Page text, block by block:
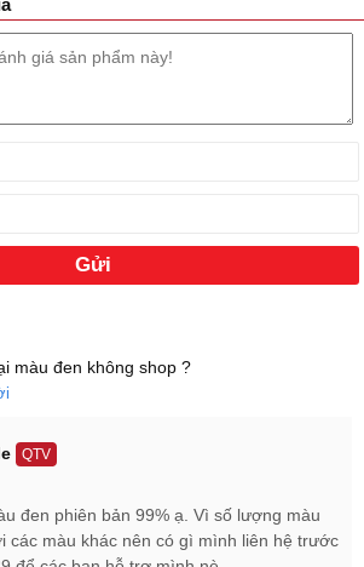
Watch màu trắng kem
sóc sức khỏe nhờ cảm biến đo nhịp tim
oxy trong máu (SpO2), theo dõi giấc ngủ
màu đen không shop ?
QTV
đen phiên bản 99% ạ. Vì số lượng màu
các màu khác nên có gì mình liên hệ trước